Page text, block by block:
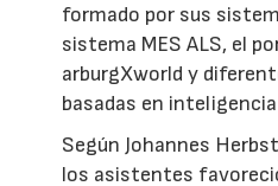
formado por sus
sistema MES ALS, el
arburgXworld y
basadas en
Según Johannes
los asistentes